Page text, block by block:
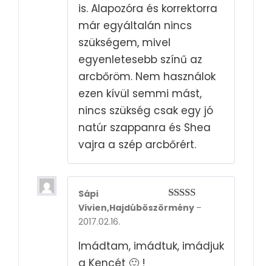
is. Alapozóra és korrektorra
már egyáltalán nincs
szükségem, mivel
egyenletesebb színű az
arcbőröm. Nem használok
ezen kívül semmi mást,
nincs szükség csak egy jó
natúr szappanra és Shea
vajra a szép arcbőrért.
Rated 5
Sápi
Vivien,Hajdúböszörmény –
2017.02.16.
Imádtam, imádtuk, imádjuk
a Kencét 🙂 !